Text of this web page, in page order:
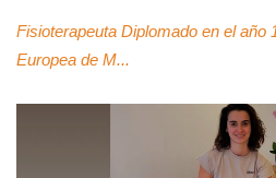
Fisioterapeuta Diplomado en el año
Europea de M...